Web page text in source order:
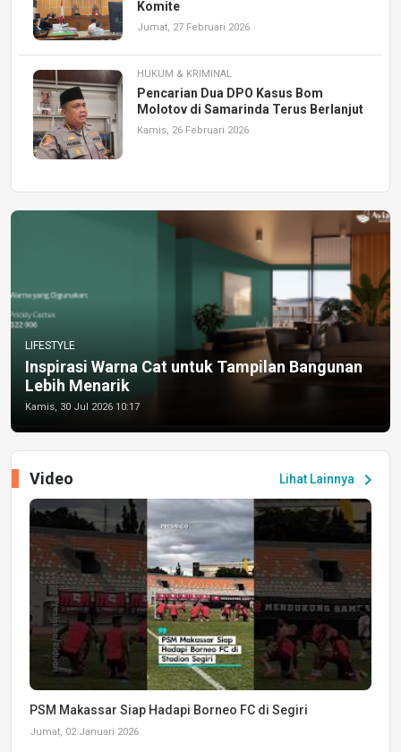
Komite
Jumat, 27 Februari 2026
HUKUM & KRIMINAL
Pencarian Dua DPO Kasus Bom
Molotov di Samarinda Terus Berlanjut
Kamis, 26 Februari 2026
LIFESTYLE
Inspirasi Warna Cat untuk Tampilan Bangunan
Lebih Menarik
Kamis, 30 Jul 2026 10:17
Lihat Lainnya chevron_right
Video
PSM Makassar Siap Hadapi Borneo FC di Segiri
Jumat, 02 Januari 2026